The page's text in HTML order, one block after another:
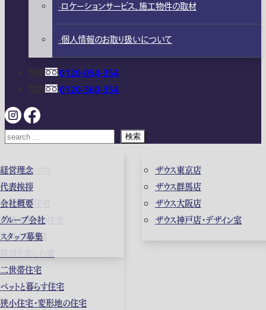
ガレージハウス
高級住宅
店舗併用住宅
和風モダンの住宅
中庭のある家
二世帯住宅
ペットと暮らす住宅
狭小住宅・変形地の住宅
経営理念
代表挨拶
会社概要
グループ会社
スタッフ募集
ザウス東京店
ザウス群馬店
ザウス大阪店
ザウス神戸店・デザイン室
ロケーションサービス、施工物件の取材
個人情報のお取り扱いについて
0120-054-354
0120-360-354
検索